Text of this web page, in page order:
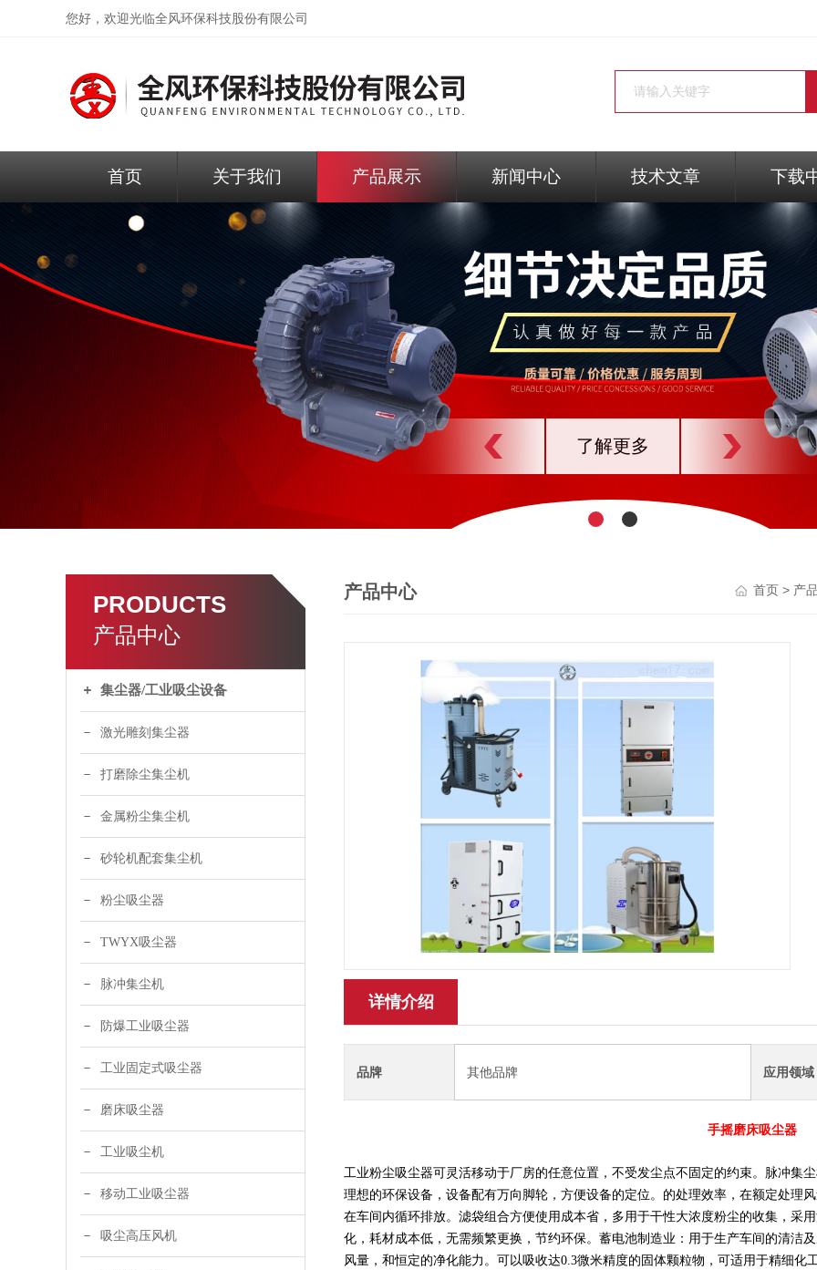
您好，欢迎光临全风环保科技股份有限公司
首页 关于我们 产品展示 新闻中心 技术文章 下载
了解更多
PRODUCTS
产品中心
集尘器/工业吸尘设备
激光雕刻集尘器
打磨除尘集尘机
金属粉尘集尘机
砂轮机配套集尘机
粉尘吸尘器
TWYX吸尘器
脉冲集尘机
防爆工业吸尘器
工业固定式吸尘器
磨床吸尘器
工业吸尘机
移动工业吸尘器
吸尘高压风机
产品中心 首页 > 产
详情介绍
品牌 其他品牌 应用领域
手摇磨床吸尘器
工业粉尘吸尘器可灵活移动于厂房的任意位置，不受发尘点不固定的约束。脉冲集
理想的环保设备，设备配有万向脚轮，方便设备的定位。的处理效率，在额定处理
在车间内循环排放。滤袋组合方便使用成本省，多用于干性大浓度粉尘的收集，采
化，耗材成本低，无需频繁更换，节约环保。蓄电池制造业：用于生产车间的清洁
风量，和恒定的净化能力。可以吸收达0.3微米精度的固体颗粒物，可适用于精细